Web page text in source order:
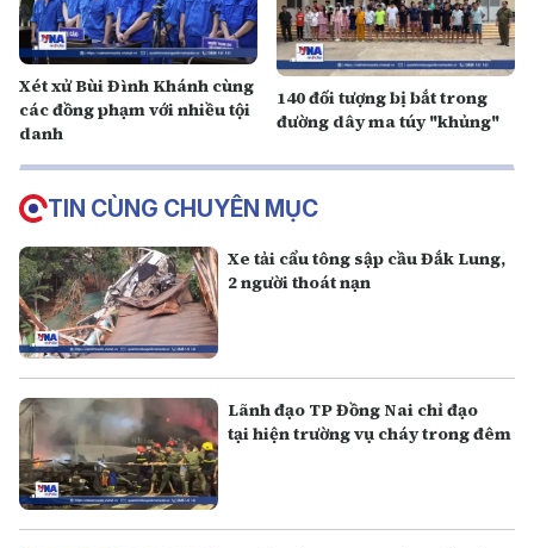
Xét xử Bùi Đình Khánh cùng
các đồng phạm với nhiều tội
danh
140 đối tượng bị bắt trong
đường dây ma túy "khủng"
TIN CÙNG CHUYÊN MỤC
Xe tải cẩu tông sập cầu Đắk Lung,
2 người thoát nạn
Lãnh đạo TP Đồng Nai chỉ đạo
tại hiện trường vụ cháy trong đêm